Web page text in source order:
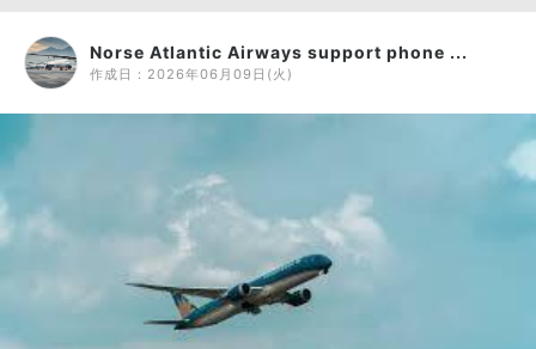
Norse Atlantic Airways support phone ...
作成日： 2026年06月09日(火)